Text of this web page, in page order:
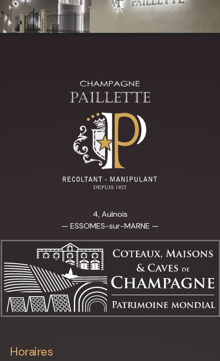
4, Aulnois
— ESSOMES-sur-MARNE —
Horaires